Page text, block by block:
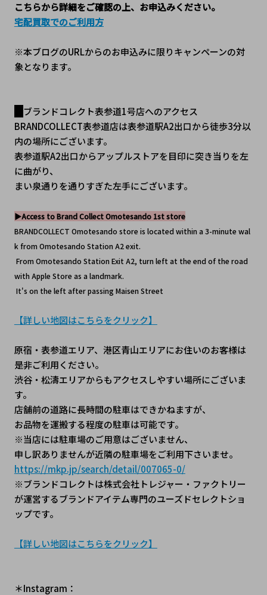
こちらから詳細をご確認の上、お申込みください。
宅配買取でのご利用方
※本ブログのURLからのお申込みに限りキャンペーンの対
象となります。
ブランドコレクト表参道1号店へのアクセス
BRANDCOLLECT表参道店は表参道駅A2出口から徒歩3分以
内の場所にございます。
表参道駅A2出口からアップルストアを目印に突き当りを左
に曲がり、
まい泉通りを通りすぎた左手にございます。
▶Access to Brand Collect Omotesando 1st store
BRANDCOLLECT Omotesando store is located within a 3-minute wal
k from Omotesando Station A2 exit.
with Apple Store as a landmark.
It's on the left after passing Maisen Street
【詳しい地図はこちらをクリック】
原宿・表参道エリア、港区青山エリアにお住いのお客様は
是非ご利用ください。
渋谷・松濤エリアからもアクセスしやすい場所にございま
す。
店舗前の道路に長時間の駐車はできかねますが、
お品物を運搬する程度の駐車は可能です。
※当店には駐車場のご用意はございません、
申し訳ありませんが近隣の駐車場をご利用下さいませ。
https://mkp.jp/search/detail/007065-0/
※ブランドコレクトは株式会社トレジャー・ファクトリー
が運営するブランドアイテム専門のユーズドセレクトショ
ップです。
【詳しい地図はこちらをクリック】
＊Instagram：